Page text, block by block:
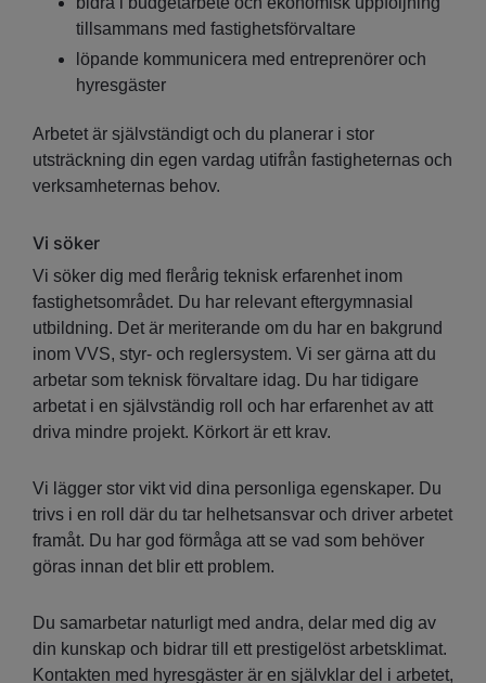
tillsammans med fastighetsförvaltare
löpande kommunicera med entreprenörer och
hyresgäster
Arbetet är självständigt och du planerar i stor
utsträckning din egen vardag utifrån fastigheternas och
verksamheternas behov.
Vi söker
Vi söker dig med flerårig teknisk erfarenhet inom
fastighetsområdet. Du har relevant eftergymnasial
utbildning. Det är meriterande om du har en bakgrund
inom VVS, styr- och reglersystem. Vi ser gärna att du
arbetar som teknisk förvaltare idag. Du har tidigare
arbetat i en självständig roll och har erfarenhet av att
driva mindre projekt. Körkort är ett krav.
Vi lägger stor vikt vid dina personliga egenskaper. Du
trivs i en roll där du tar helhetsansvar och driver arbetet
framåt. Du har god förmåga att se vad som behöver
göras innan det blir ett problem.
Du samarbetar naturligt med andra, delar med dig av
din kunskap och bidrar till ett prestigelöst arbetsklimat.
Kontakten med hyresgäster är en självklar del i arbetet,